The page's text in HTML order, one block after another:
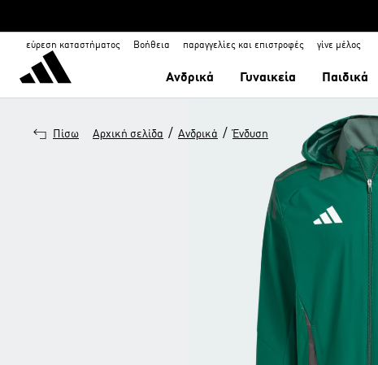
εύρεση καταστήματος Βοήθεια παραγγελίες και επιστροφές γίνε μέλος
Ανδρικά Γυναικεία Παιδικά
Πίσω Αρχική σελίδα / Ανδρικά / Ένδυση